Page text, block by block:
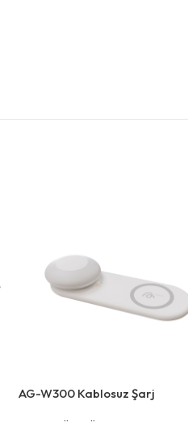
AG-W300 Kablosuz Şarj